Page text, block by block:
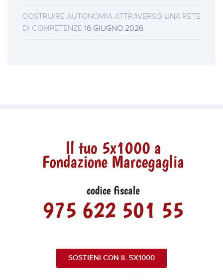
COSTRUIRE AUTONOMIA ATTRAVERSO UNA RETE
DI COMPETENZE 16 GIUGNO 2026
SOSTIENI CON IL 5X1000